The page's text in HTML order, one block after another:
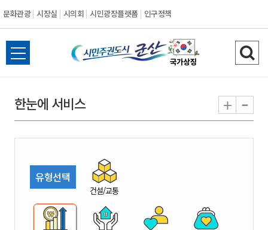
문화관광 시장실 시의회 시민광장플랫폼 인구정책
시
민
권
시
전
체
뉴
열
검
색
기
한눈에 서비스 + -
유형선택
건설/교통